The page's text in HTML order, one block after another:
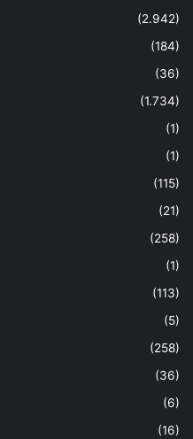
(2.942)
(184)
(36)
(1.734)
(1)
(1)
(115)
(21)
(258)
(1)
(113)
(5)
(258)
(36)
(6)
(16)